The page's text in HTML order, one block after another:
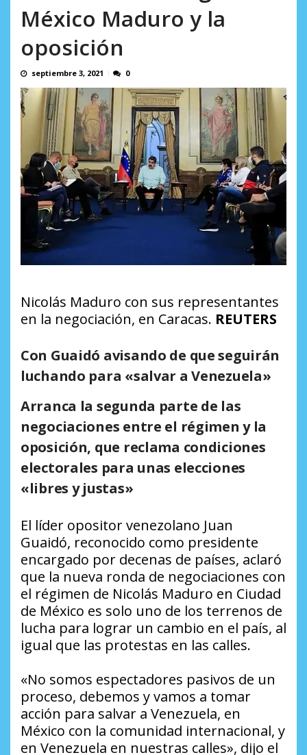
AGOSTO 7, 2026
México Maduro y la
oposición
septiembre 3, 2021 0
Nicolás Maduro con sus representantes
en la negociación, en Caracas. REUTERS
Con Guaidó avisando de que seguirán
luchando para «salvar a Venezuela»
Arranca la segunda parte de las
negociaciones entre el régimen y la
oposición, que reclama condiciones
electorales para unas elecciones
«libres y justas»
El líder opositor venezolano Juan
Guaidó, reconocido como presidente
encargado por decenas de países, aclaró
que la nueva ronda de negociaciones con
el régimen de Nicolás Maduro en Ciudad
de México es solo uno de los terrenos de
lucha para lograr un cambio en el país, al
igual que las protestas en las calles.
«No somos espectadores pasivos de un
proceso, debemos y vamos a tomar
acción para salvar a Venezuela, en
México con la comunidad internacional, y
en Venezuela en nuestras calles», dijo el